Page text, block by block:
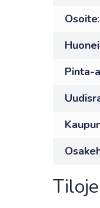
Osoite
Pinta-